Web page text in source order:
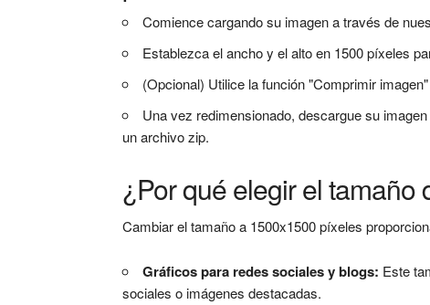
Comience cargando su imagen a través de
Establezca el ancho y el alto en 1500 píxeles
(Opcional) Utilice la función "Comprimir
Una vez redimensionado, descargue su
un archivo zip.
¿Por qué elegir el
Cambiar el tamaño a 1500x1500 píxeles
Gráficos para redes sociales y blogs: Este
sociales o imágenes destacadas.